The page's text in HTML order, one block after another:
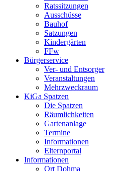
Ratssitzungen
Ausschüsse
Bauhof
Satzungen
Kindergärten
FFw
Bürgerservice
Ver- und Entsorger
Veranstaltungen
Mehrzweckraum
KiGa Spatzen
Die Spatzen
Räumlichkeiten
Gartenanlage
Termine
Informationen
Elternportal
Informationen
Ort Dohma